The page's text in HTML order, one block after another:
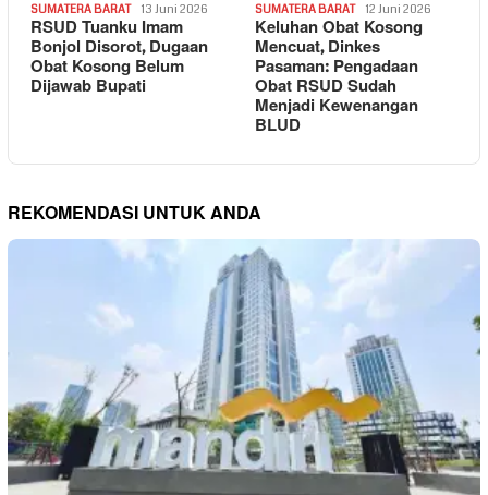
SUMATERA BARAT 13 Juni 2026
RSUD Tuanku Imam
Bonjol Disorot, Dugaan
Obat Kosong Belum
Dijawab Bupati
SUMATERA BARAT 12 Juni 2026
Keluhan Obat Kosong
Mencuat, Dinkes
Pasaman: Pengadaan
Obat RSUD Sudah
Menjadi Kewenangan
BLUD
REKOMENDASI UNTUK ANDA